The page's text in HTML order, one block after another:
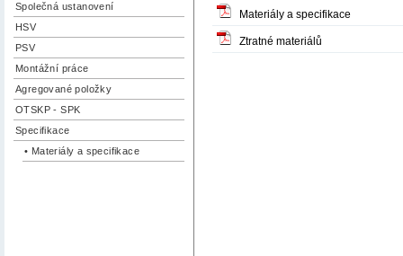
Společná ustanovení
HSV
PSV
Montážní práce
Agregované položky
OTSKP - SPK
Specifikace
• Materiály a specifikace
Materiály a specifikace
Ztratné materiálů